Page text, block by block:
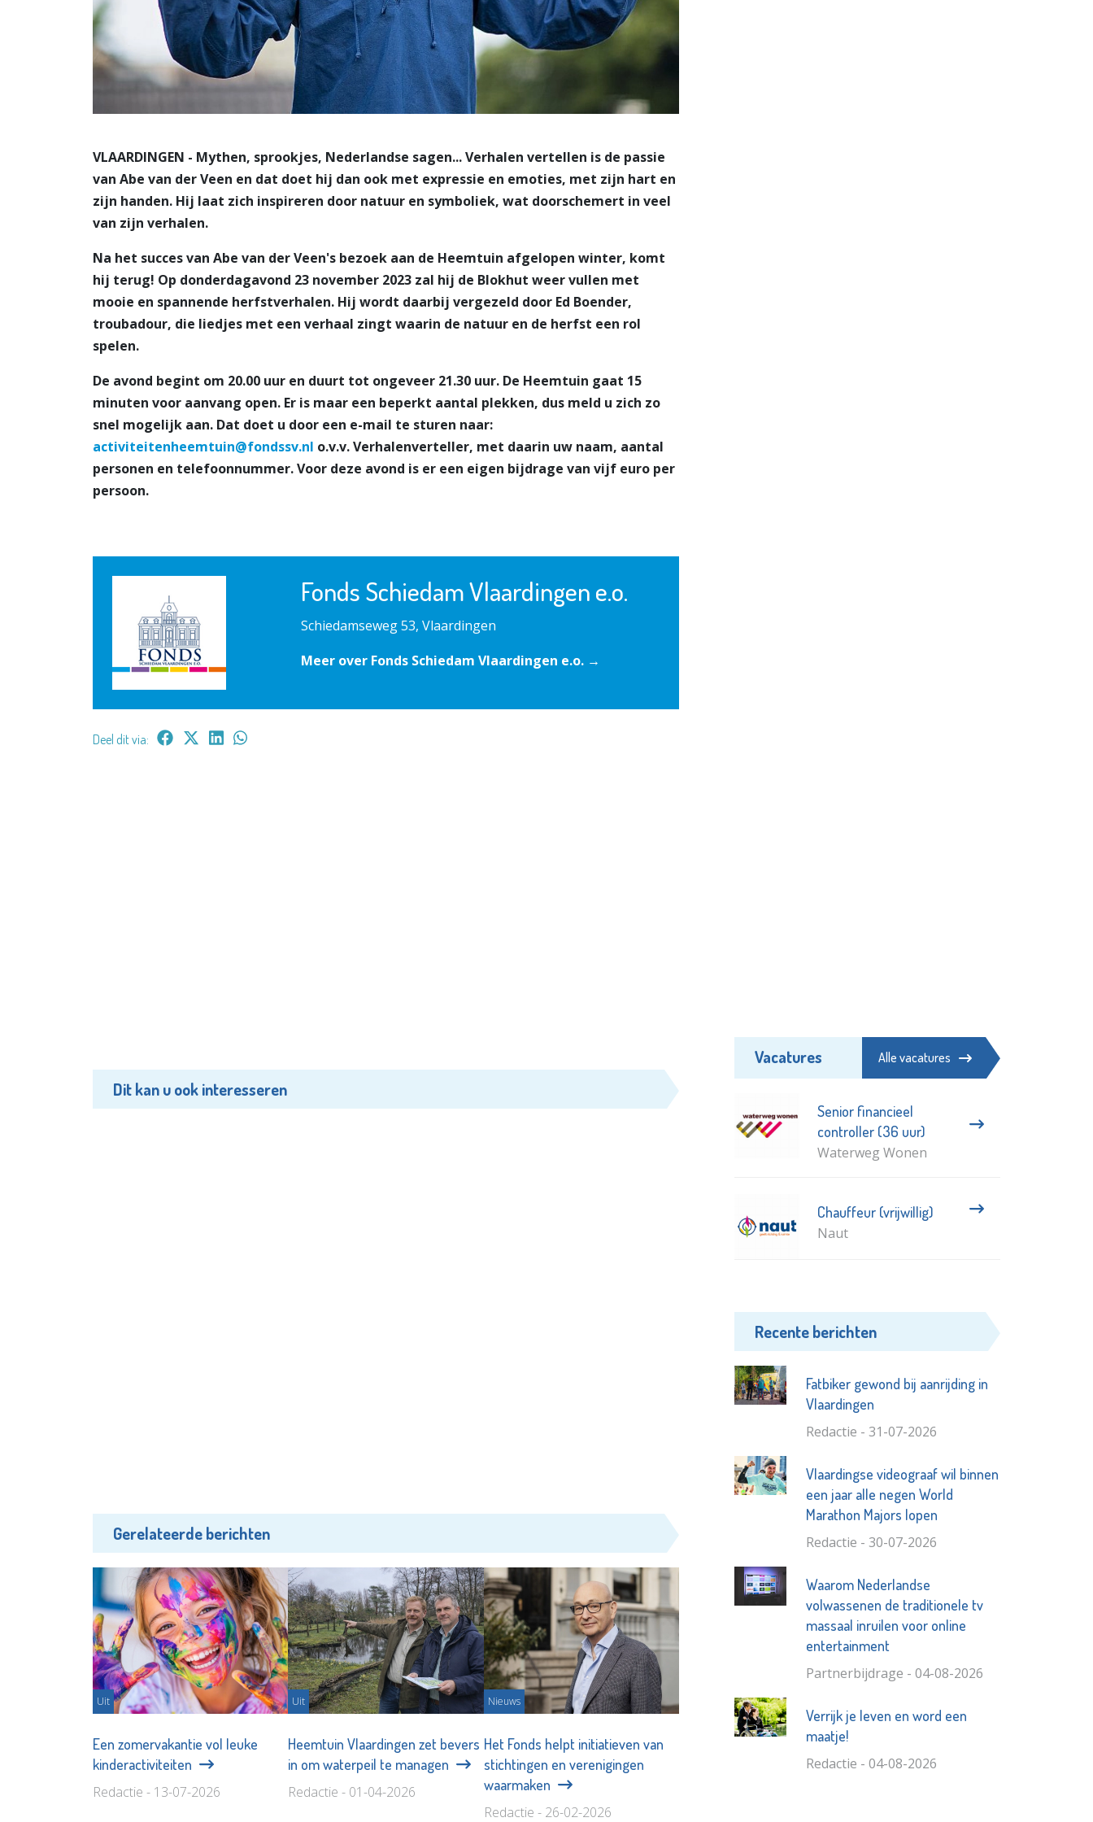
VLAARDINGEN - Mythen, sprookjes, Nederlandse sagen... Verhalen vertellen is de passie
van Abe van der Veen en dat doet hij dan ook met expressie en emoties, met zijn hart en
zijn handen. Hij laat zich inspireren door natuur en symboliek, wat doorschemert in veel
van zijn verhalen.
Na het succes van Abe van der Veen's bezoek aan de Heemtuin afgelopen winter, komt
hij terug! Op donderdagavond 23 november 2023 zal hij de Blokhut weer vullen met
mooie en spannende herfstverhalen. Hij wordt daarbij vergezeld door Ed Boender,
troubadour, die liedjes met een verhaal zingt waarin de natuur en de herfst een rol
spelen.
De avond begint om 20.00 uur en duurt tot ongeveer 21.30 uur. De Heemtuin gaat 15
minuten voor aanvang open. Er is maar een beperkt aantal plekken, dus meld u zich zo
snel mogelijk aan. Dat doet u door een e-mail te sturen naar:
activiteitenheemtuin@fondssv.nl o.v.v. Verhalenverteller, met daarin uw naam, aantal
personen en telefoonnummer. Voor deze avond is er een eigen bijdrage van vijf euro per
persoon.
Fonds Schiedam Vlaardingen e.o.
Schiedamseweg 53, Vlaardingen
Meer over Fonds Schiedam Vlaardingen e.o. →
Deel dit via:
Dit kan u ook interesseren
Gerelateerde berichten
Uit
Een zomervakantie vol leuke
kinderactiviteiten
Redactie - 13-07-2026
Uit
Heemtuin Vlaardingen zet bevers
in om waterpeil te managen
Redactie - 01-04-2026
Nieuws
Het Fonds helpt initiatieven van
stichtingen en verenigingen
waarmaken
Redactie - 26-02-2026
Vacatures Alle vacatures
Senior financieel
controller (36 uur)
Waterweg Wonen
Chauffeur (vrijwillig)
Naut
Recente berichten
Fatbiker gewond bij aanrijding in
Vlaardingen
Redactie - 31-07-2026
Vlaardingse videograaf wil binnen
een jaar alle negen World
Marathon Majors lopen
Redactie - 30-07-2026
Waarom Nederlandse
volwassenen de traditionele tv
massaal inruilen voor online
entertainment
Partnerbijdrage - 04-08-2026
Verrijk je leven en word een
maatje!
Redactie - 04-08-2026